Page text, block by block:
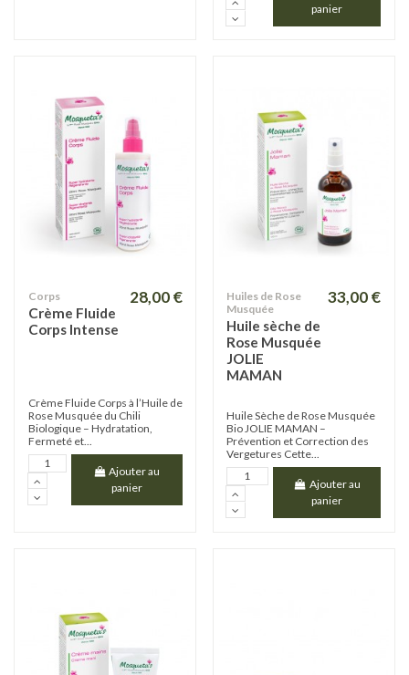
panier
Corps
Crème Fluide
Corps Intense
28,00 €
Crème Fluide Corps à l’Huile de
Rose Musquée du Chili
Biologique – Hydratation,
Fermeté et...
Ajouter au
panier
Huiles de Rose
Musquée
Huile sèche de
Rose Musquée
JOLIE
MAMAN
33,00 €
Huile Sèche de Rose Musquée
Bio JOLIE MAMAN –
Prévention et Correction des
Vergetures Cette...
Ajouter au
panier